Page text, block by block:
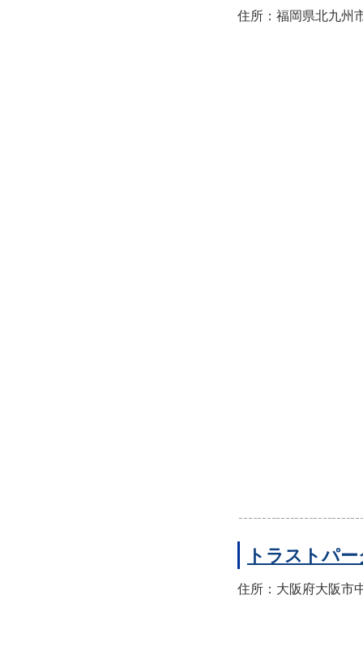
住所：福岡県北九州
トラストパ
住所：大阪府大阪市